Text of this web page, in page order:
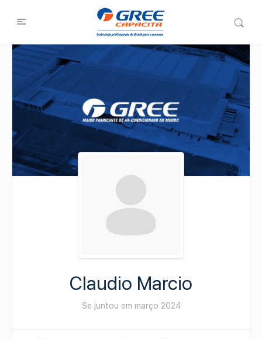
Claudio Marcio
Se juntou em março 2024